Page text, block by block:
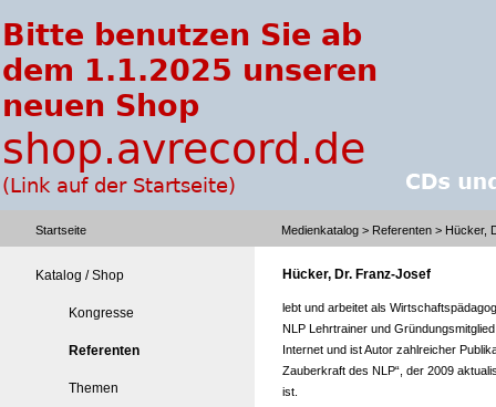
Startseite Medienkatalog > Referenten > Hücker,
Katalog / Shop
Kongresse
Referenten
Themen
Hücker, Dr. Franz-Josef
lebt und arbeitet als
NLP Lehrtrainer und
Internet und ist Autor zahlreicher
Zauberkraft des NLP“, der 2009
ist.